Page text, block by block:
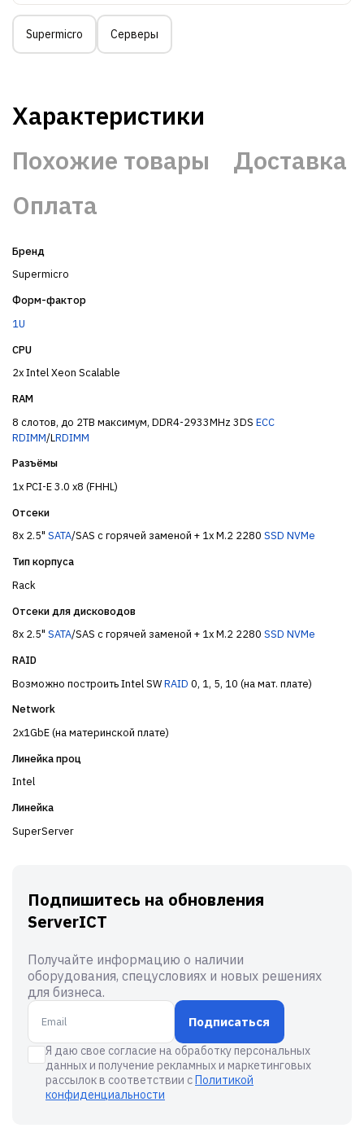
Supermicro Серверы
Характеристики
Похожие товары
Доставка
Оплата
Бренд
Supermicro
Форм-фактор
1U
CPU
2x Intel Xeon Scalable
RAM
8 слотов, до 2TB максимум, DDR4-2933MHz 3DS ECC
RDIMM/LRDIMM
Разъёмы
1x PCI-E 3.0 x8 (FHHL)
Отсеки
8x 2.5" SATA/SAS с горячей заменой + 1x M.2 2280 SSD NVMe
Тип корпуса
Rack
Отсеки для дисководов
8x 2.5" SATA/SAS с горячей заменой + 1x M.2 2280 SSD NVMe
RAID
Возможно построить Intel SWRAID 0, 1, 5, 10 (на мат. плате)
Network
2x1GbE (на материнской плате)
Линейка проц
Intel
Линейка
SuperServer
Подпишитесь на обновления
ServerICT
Получайте информацию о наличии
оборудования, спецусловиях и новых решениях
для бизнеса.
Подписаться
Я даю свое согласие на обработку персональных
данных и получение рекламных и маркетинговых
рассылок в соответствии сПолитикой
конфиденциальности